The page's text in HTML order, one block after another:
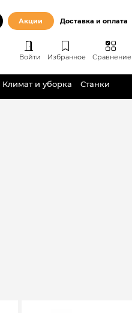
Акции Доставка и оплата
Войти Избранное Сравнение
Климат и уборка Станки